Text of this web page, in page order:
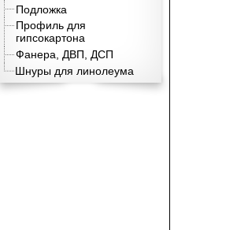
Подложка
Профиль для
гипсокартона
Фанера, ДВП, ДСП
Шнуры для линолеума